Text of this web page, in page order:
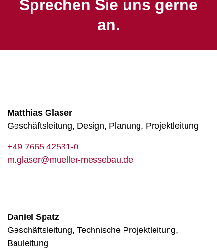
Sprechen Sie uns gerne
an.
Matthias Glaser
Geschäftsleitung, Design, Planung, Projektleitung
+49 7665 42531-0
m.glaser@mueller-messebau.de
Daniel Spatz
Geschäftsleitung, Technische Projektleitung,
Bauleitung